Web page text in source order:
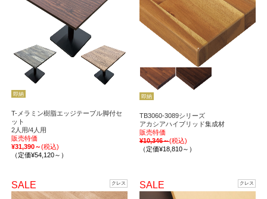
即納
T-メラミン樹脂エッジテーブル脚付セ
ット
2人用/4人用
販売特価
¥31,390～(税込)
（定価¥54,120～）
即納
TB3060-3089シリーズ
アカシアハイブリッド集成材
販売特価
¥10,346～(税込)
（定価¥18,810～）
SALE クレス SALE クレス